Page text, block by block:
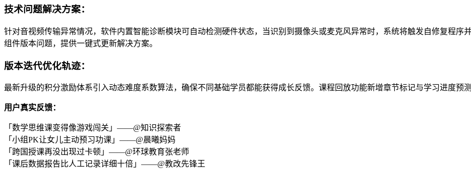
技术问题解决方案：
针对音视频传输异常情况，软件内置智能诊断模块可自动检测硬件状态，当识别到摄像头或麦克风异常时，系统将触发自修复程序
组件版本问题，提供一键式更新解决方案。
版本迭代优化轨迹：
最新升级的积分激励体系引入动态难度系数算法，确保不同基础学员都能获得成长反馈。课程回放功能新增章节标记与学习进度预
用户真实反馈：
「数学思维课变得像游戏闯关」——@知识探索者
「小组PK让女儿主动预习功课」——@晨曦妈妈
「跨国授课再没出现过卡顿」——@环球教育张老师
「课后数据报告比人工记录详细十倍」——@教改先锋王